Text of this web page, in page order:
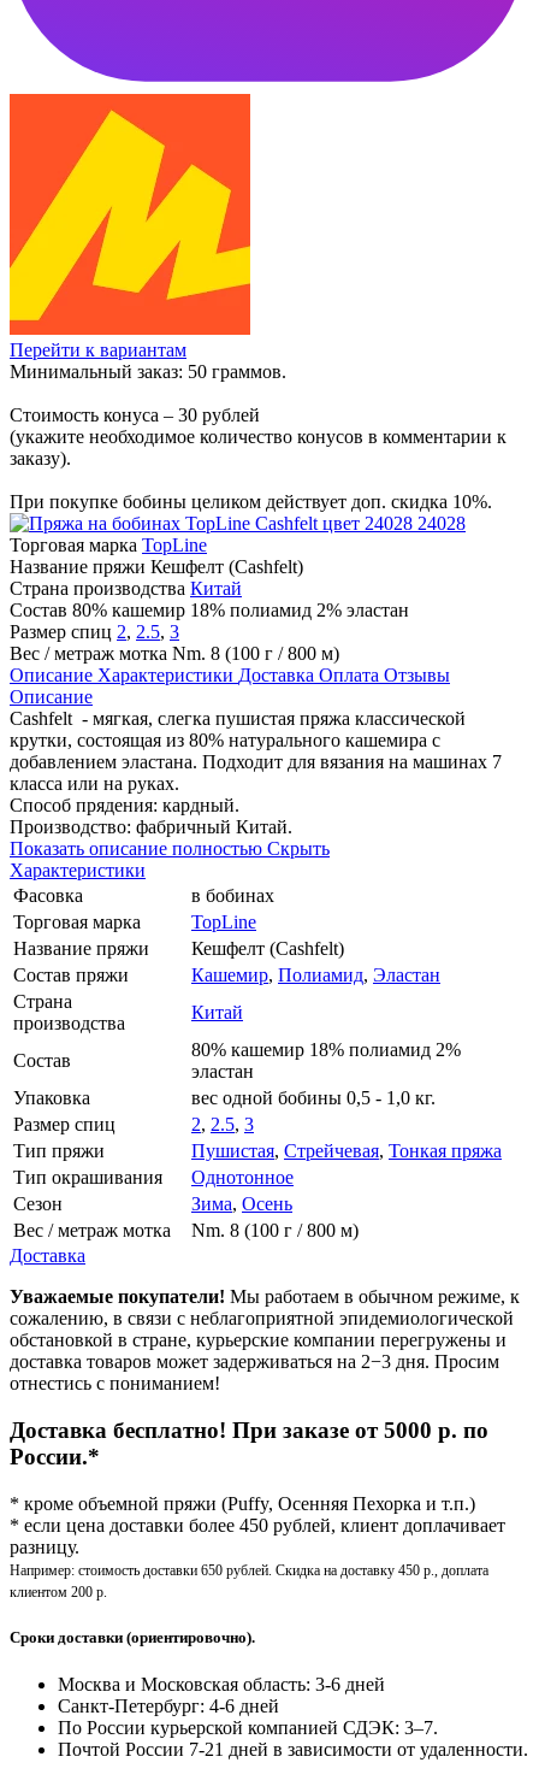
Перейти к вариантам
Минимальный заказ: 50 граммов.
Стоимость конуса – 30 рублей
(укажите необходимое количество конусов в комментарии к
заказу).
При покупке бобины целиком действует доп. скидка 10%.
24028
Торговая марка TopLine
Название пряжи Кешфелт (Cashfelt)
Страна производства Китай
Состав 80% кашемир 18% полиамид 2% эластан
Размер спиц 2, 2.5, 3
Вес / метраж мотка Nm. 8 (100 г / 800 м)
Описание Характеристики Доставка Оплата Отзывы
Описание
Cashfelt - мягкая, слегка пушистая пряжа классической
крутки, состоящая из 80% натурального кашемира с
добавлением эластана. Подходит для вязания на машинах 7
класса или на руках.
Способ прядения: кардный.
Производство: фабричный Китай.
Показать описание полностью Скрыть
Характеристики
Фасовка
в бобинах
Торговая марка
TopLine
Название пряжи
Кешфелт (Cashfelt)
Состав пряжи
Кашемир, Полиамид, Эластан
Страна
производства
Китай
Состав
80% кашемир 18% полиамид 2%
эластан
Упаковка
вес одной бобины 0,5 - 1,0 кг.
Размер спиц
2, 2.5, 3
Тип пряжи
Пушистая, Стрейчевая, Тонкая пряжа
Тип окрашивания
Однотонное
Сезон
Зима, Осень
Вес / метраж мотка
Nm. 8 (100 г / 800 м)
Доставка
Уважаемые покупатели! Мы работаем в обычном режиме, к
сожалению, в связи с неблагоприятной эпидемиологической
обстановкой в стране, курьерские компании перегружены и
доставка товаров может задерживаться на 2−3 дня. Просим
отнестись с пониманием!
Доставка бесплатно! При заказе от 5000 р. по
России.*
* кроме объемной пряжи (Puffy, Осенняя Пехорка и т.п.)
* если цена доставки более 450 рублей, клиент доплачивает
разницу.
Например: стоимость доставки 650 рублей. Скидка на доставку 450 р., доплата
клиентом 200 р.
Сроки доставки (ориентировочно).
Москва и Московская область: 3-6 дней
Санкт-Петербург: 4-6 дней
По России курьерской компанией СДЭК: 3–7.
Почтой России 7-21 дней в зависимости от удаленности.